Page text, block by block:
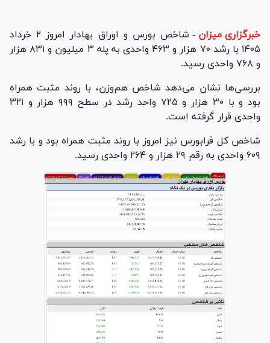
خبرگزاری میزان -
شاخص بورس و اوراق بهادار امروز ۲ خرداد
۱۴۰۵ با رشد ۷۰ هزار و ۴۶۳ واحدی به پله ۳ میلیون و ۸۳۱ هزار
و ۷۶۸ واحدی رسید.
بررسی‌ها نشان می‌دهد شاخص هم‌وزن، با روند مثبت همراه
بود و با ۳۰ هزار و ۷۲۵ واحد رشد در سطح ۹۹۹ هزار و ۳۲۱
واحدی قرار گرفته است.
شاخص کل فرابورس نیز امروز با روند مثبت همراه بود و با رشد
۶۰۹ واحدی به رقم ۲۹ هزار و ۲۶۴ واحدی رسید.